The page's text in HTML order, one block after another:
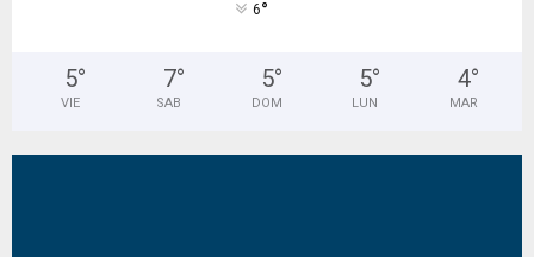
6°
5°
VIE
7°
SAB
5°
DOM
5°
LUN
4°
MAR